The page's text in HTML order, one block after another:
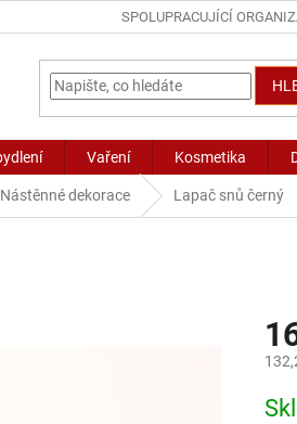
SPOLUPRACUJÍCÍ
Vaření Kosmetika
Nástěnné dekorace Lapač snů černý